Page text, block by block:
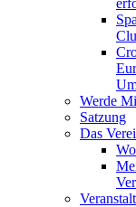
Werde
Satzung
Das